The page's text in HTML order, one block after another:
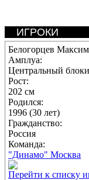
ИГРОКИ
Белогорцев
Амплуа:
Центральный
Рост:
202 см
Родился:
1996 (30 лет)
Гражданство:
Россия
Команда:
"Динамо" Москва
Перейти к списку